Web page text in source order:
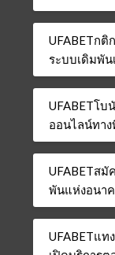
UFABETกติ
ระบบเดิมพัน
UFABETโบ
ออนไลน์ทาง
UFABETสมั
พันแห่งอนา
UFABETแท